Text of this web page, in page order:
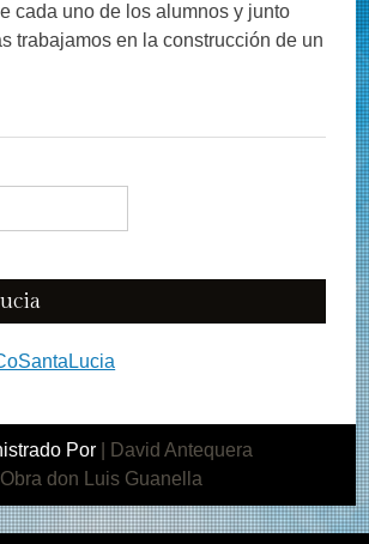
cada uno de los alumnos y junto
trabajamos en la construcción de un
Por
David Antequera
Obra don Luis Guanella